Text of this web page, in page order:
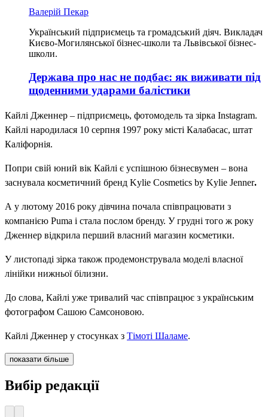
Валерій Пекар
Український підприємець та громадський діяч. Викладач
Києво-Могилянської бізнес-школи та Львівської бізнес-
школи.
Держава про нас не подбає: як виживати під
щоденними ударами балістики
Кайлі Дженнер – підприємець, фотомодель та зірка Іnstagram.
Кайлі народилася 10 серпня 1997 року місті Калабасас, штат
Каліфорнія.
Попри свій юний вік Кайлі є успішною бізнесвумен – вона
заснувала косметичний бренд Kylie Cosmetics by Kylie Jenner.
А у лютому 2016 року дівчина почала співпрацювати з
компанією Puma і стала послом бренду. У грудні того ж року
Дженнер відкрила перший власний магазин косметики.
У листопаді зірка також продемонструвала моделі власної
лінійки нижньої білизни.
До слова, Кайлі уже тривалий час співпрацює з українським
фотографом Сашою Самсоновою.
Кайлі Дженнер у стосунках з Тімоті Шаламе.
показати більше
Вибір редакції